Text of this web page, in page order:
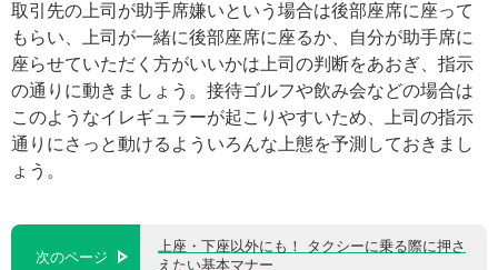
取引先の上司が助手席嫌いという場合は後部座席に座って
もらい、上司が一緒に後部座席に座るか、自分が助手席に
座らせていただく方がいいかは上司の判断をあおぎ、指示
の通りに動きましょう。接待ゴルフや飲み会などの場合は
このようなイレギュラーが起こりやすいため、上司の指示
通りにさっと動けるよういろんな上態を予測しておきまし
ょう。
次のページ
上座・下座以外にも！ タクシーに乗る際に押さ
えたい基本マナー